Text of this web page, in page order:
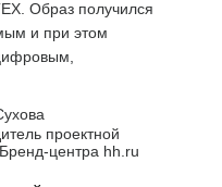
Образ получился
и при этом
проектной
центра hh.ru